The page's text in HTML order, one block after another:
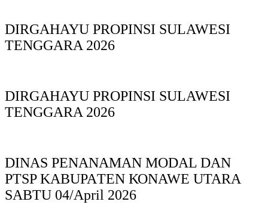
DIRGAHAYU PROPINSI SULAWESI
TENGGARA 2026
DIRGAHAYU PROPINSI SULAWESI
TENGGARA 2026
DINAS PΕΝΑΝΑΜAN MODAL DAN
PTSP KABUPAΤΕΝ ΚΟNAWE UTARA
SABTU 04/April 2026